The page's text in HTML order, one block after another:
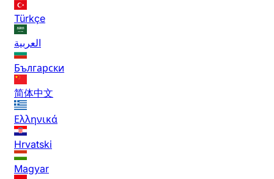
Türkçe
العربية
Български
简体中文
Ελληνικά
Hrvatski
Magyar